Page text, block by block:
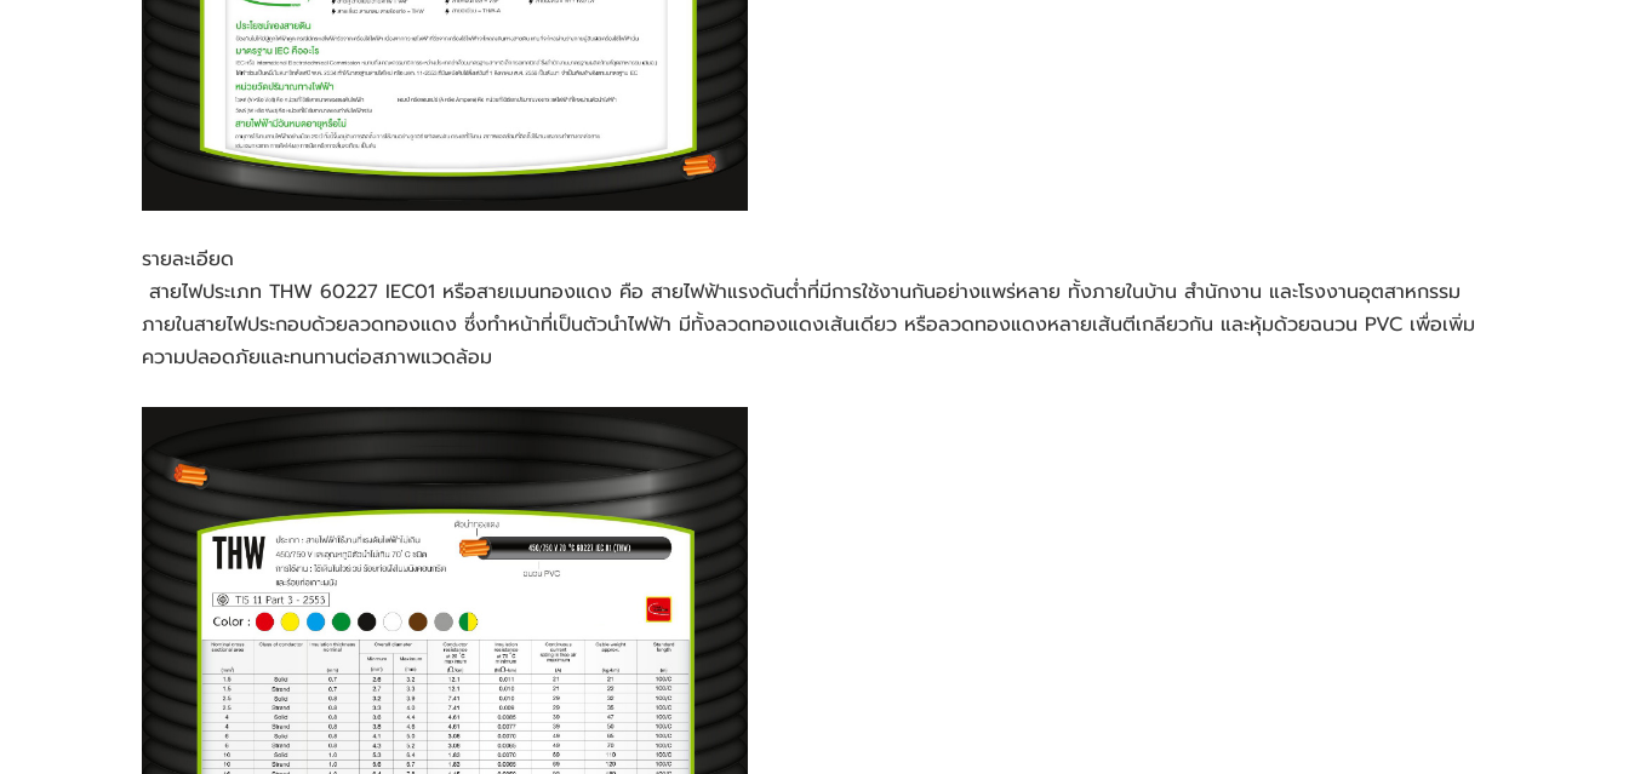
รายละเอียด
ภายในสายไฟประกอบด้วยลวดทองแดง ซึ่งทำหน้าที่เป็นตัวนำไฟฟ้า มีทั้งลวดทองแดงเส้นเดียว หรือลวดทองแดงหลายเส้นตีเกลียวกัน และหุ้มด้วยฉนวน PVC เพื่อเพิ่ม
ความปลอดภัยและทนทานต่อสภาพแวดล้อม